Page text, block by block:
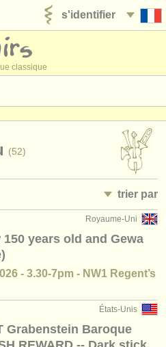
s'identifier
classique
(52)
trier par
• publiée
Royaume-Uni
years old and Gewa
- 3.30-7pm - NW1 Regent’s
États-Unis
Grabenstein Baroque